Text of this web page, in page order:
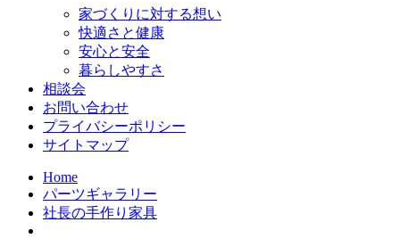
家づくりに対する想い
快適さと健康
安心と安全
暮らしやすさ
相談会
お問い合わせ
プライバシーポリシー
サイトマップ
Home
パーツギャラリー
社長の手作り家具